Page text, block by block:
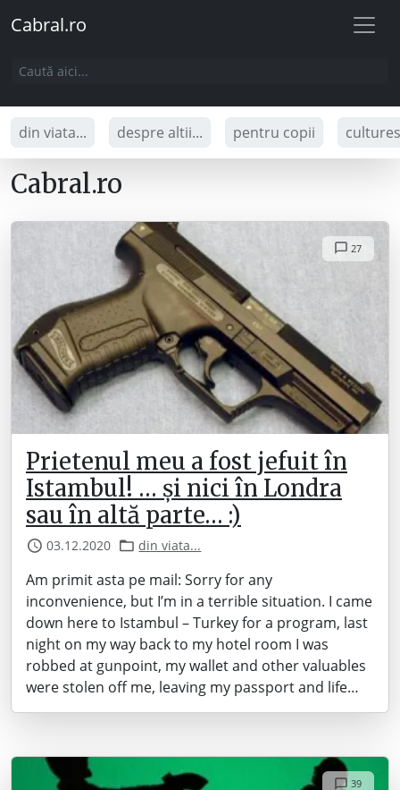
Cabral.ro
din viata... despre altii... pentru copii
Cabral.ro
27
Prietenul meu a fost jefuit în
Istambul! … și nici în Londra
sau în altă parte… :)
03.12.2020 din viata...
Am primit asta pe mail: Sorry for any
inconvenience, but I’m in a terrible situation. I came
down here to Istambul – Turkey for a program, last
night on my way back to my hotel room I was
robbed at gunpoint, my wallet and other valuables
were stolen off me, leaving my passport and life…
39